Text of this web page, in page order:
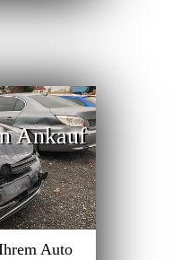
Ankauf
Auto